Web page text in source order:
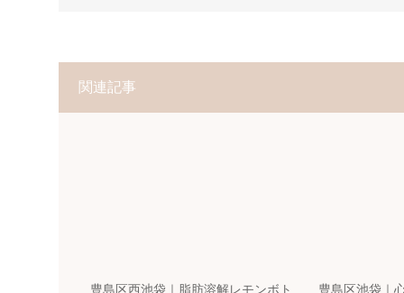
関連記事
豊島区西池袋｜脂肪溶解レモンボト
豊島区池袋｜